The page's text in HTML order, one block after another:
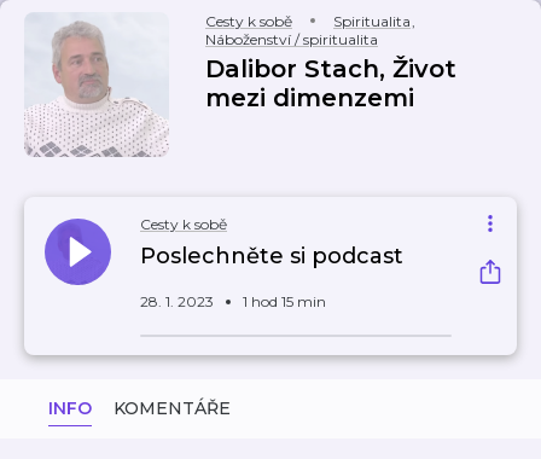
Cesty k sobě Spiritualita,
Náboženství / spiritualita
Dalibor Stach, Život
mezi dimenzemi
Cesty k sobě
Poslechněte si podcast
28. 1. 2023 1 hod 15 min
INFO KOMENTÁŘE